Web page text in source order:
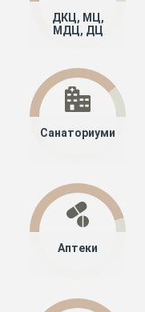
ДКЦ, МЦ,
МДЦ, ДЦ
Санаториуми
Аптеки